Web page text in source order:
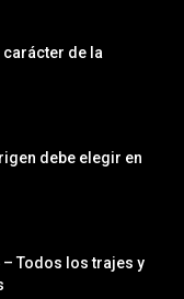
carácter de la
debe elegir en
– Todos los trajes y